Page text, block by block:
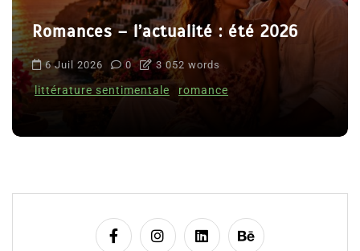
Romances – l’actualité : été 2026
6 Juil 2026 0 3 052 words
littérature sentimentale romance